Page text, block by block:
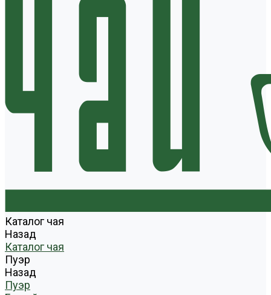
Каталог чая
Назад
Каталог чая
Пуэр
Назад
Пуэр